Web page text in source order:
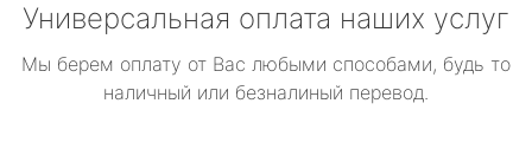
Универсальная оплата наших услуг
Мы берем оплату от Вас любыми способами, будь то
наличный или безналиный перевод.